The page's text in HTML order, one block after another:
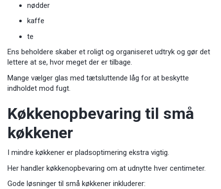
nødder
kaffe
te
Ens beholdere skaber et roligt og organiseret udtryk og gør det
lettere at se, hvor meget der er tilbage.
Mange vælger glas med tætsluttende låg for at beskytte
indholdet mod fugt.
Køkkenopbevaring til små
køkkener
I mindre køkkener er pladsoptimering ekstra vigtig.
Her handler køkkenopbevaring om at udnytte hver centimeter.
Gode løsninger til små køkkener inkluderer: